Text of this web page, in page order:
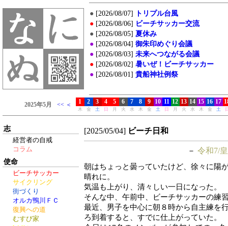
志
経営者の自戒
コラム
使命
ビーチサッカー
サイクリング
街づくり
オルカ鴨川ＦＣ
復興への道
むすび家
[2025/05/04] ビーチ日和
－ 令和7/
朝はちょっと曇っていたけど、徐々に陽
晴れに。
気温も上がり、清々しい一日になった。
そんな中、午前中、ビーチサッカーの練
最近、男子を中心に朝８時から自主練を
ろ到着すると、すでに仕上がっていた。